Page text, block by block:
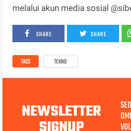
melalui akun media sosial
SHARE SHARE
TAGS TEKNO
NEWSLETTER